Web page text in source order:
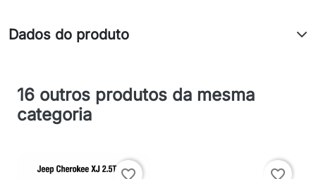
Dados do produto
16 outros produtos da mesma
categoria
favorite_border favorite_border